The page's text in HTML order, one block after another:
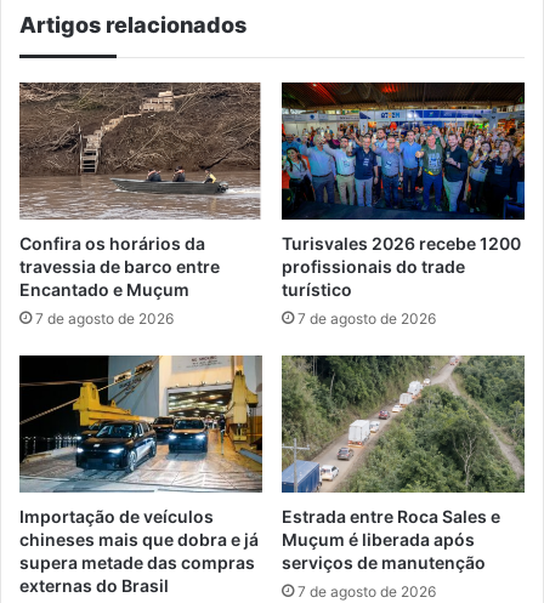
Artigos relacionados
Confira os horários da
travessia de barco entre
Encantado e Muçum
7 de agosto de 2026
Turisvales 2026 recebe 1200
profissionais do trade
turístico
7 de agosto de 2026
Importação de veículos
chineses mais que dobra e já
supera metade das compras
externas do Brasil
Estrada entre Roca Sales e
Muçum é liberada após
serviços de manutenção
7 de agosto de 2026